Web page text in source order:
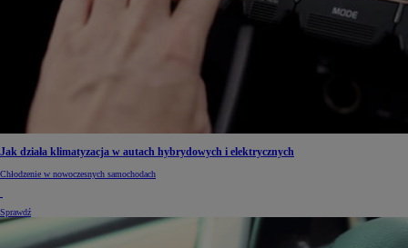
Jak działa klimatyzacja w autach hybrydowych i elektrycznych
Chłodzenie w nowoczesnych samochodach
Sprawdź